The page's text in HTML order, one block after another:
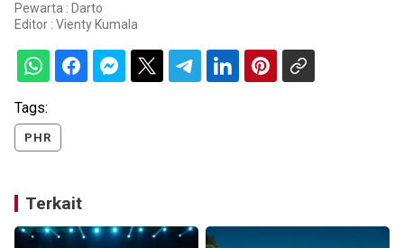
Pewarta : Darto
Editor : Vienty Kumala
Tags:
PHR
Terkait